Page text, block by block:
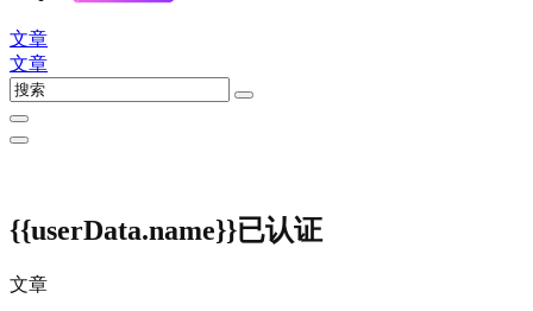
文章
文章
{{userData.name}}已认证
文章